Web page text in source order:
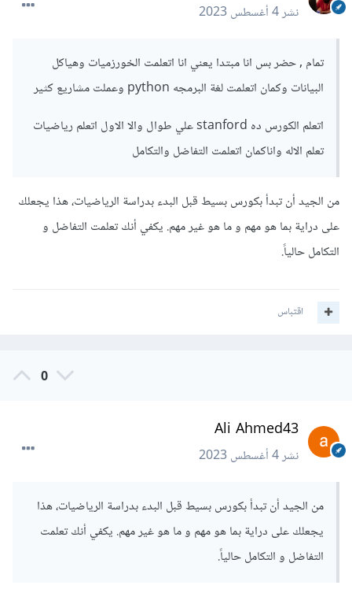
نشر4 أغسطس 2023
تمام , حضر بس انا مبتدا يعني انا اتعلمت الخورزميات وهياكل
البيانات وكمان اتعلمت لغة البرمجه python وعملت مشاريع كثير
اتعلم الكورس ده stanford علي طوال والا الاول اتعلم رياضيات
تعلم الاله واناكمان اتعلمت التفاضل والتكامل
من الجيد أن تبدأ بكورس بسيط قبل البدء بدراسة الرياضيات، هذا يجعلك
على دراية بما هو مهم و ما هو غير مهم. يكفي أنك تعلمت التفاضل و
التكامل حالياً.
اقتباس
0
Ali Ahmed43
نشر4 أغسطس 2023
من الجيد أن تبدأ بكورس بسيط قبل البدء بدراسة الرياضيات، هذا
يجعلك على دراية بما هو مهم و ما هو غير مهم. يكفي أنك تعلمت
التفاضل و التكامل حالياً.